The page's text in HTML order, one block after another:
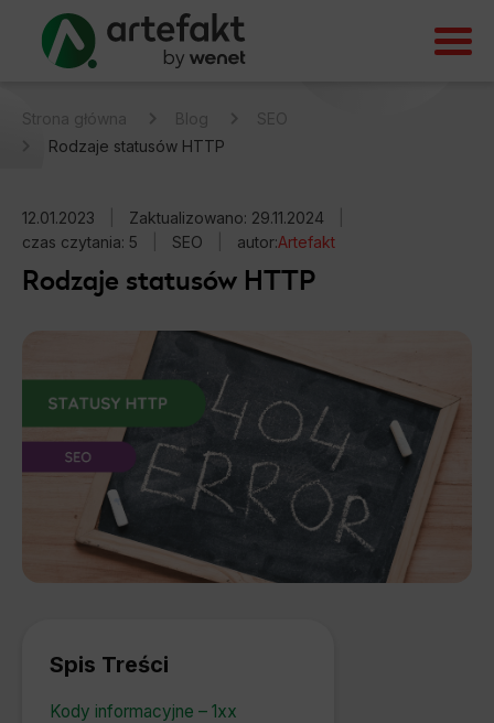
Strona główna Blog
SEO
Rodzaje statusów HTTP
12.01.2023 Zaktualizowano: 29.11.2024
czas czytania: 5
SEO autor:Artefakt
Rodzaje statusów HTTP
Spis Treści
Kody informacyjne – 1xx